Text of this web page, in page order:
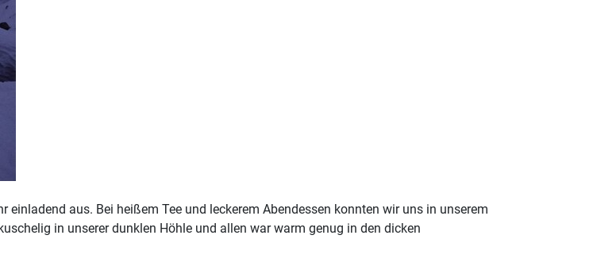
aus. Bei heißem Tee und leckerem Abendessen konnten wir uns in unserem
in unserer dunklen Höhle und allen war warm genug in den dicken